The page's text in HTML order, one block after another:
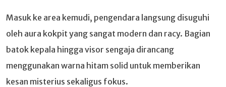
Masuk ke area kemudi, pengendara langsung disuguhi
oleh aura kokpit yang sangat modern dan racy. Bagian
batok kepala hingga visor sengaja dirancang
menggunakan warna hitam solid untuk memberikan
kesan misterius sekaligus fokus.